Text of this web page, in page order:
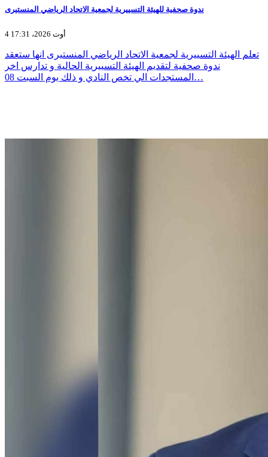
ندوة صحفية للهيئة التسييرية لجمعية الاتحاد الرياضي المنستيرى
4 أوت 2026، 17:31
تعلم الهيئة التسييرية لجمعية الاتحاد الرياضي المنستيرى انها ستعقد
ندوة صحفية لتقديم الهيئة التسييرية الحالية و تدارس اخر
المستجدات الي تخص النادي و ذلك يوم السبت 08…